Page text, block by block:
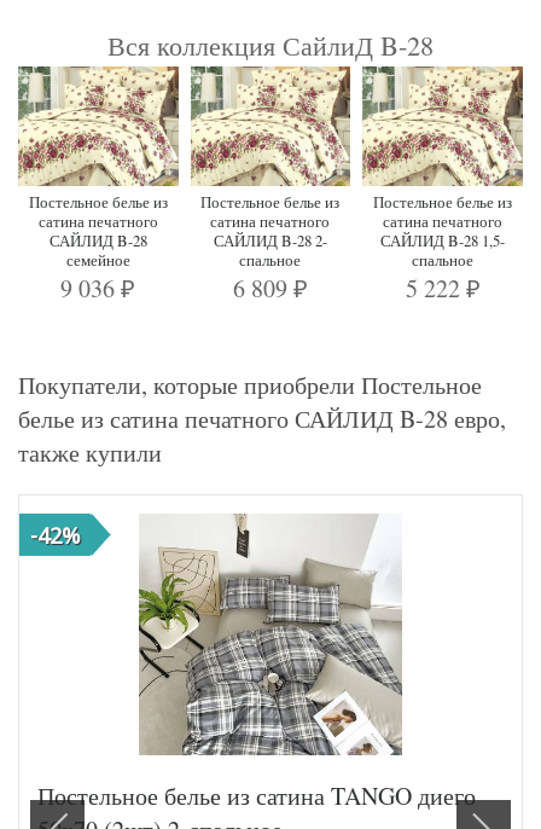
Вся коллекция СайлиД B-28
Постельное белье из
сатина печатного
САЙЛИД B-28
семейное
9 036₽
Постельное белье из
сатина печатного
САЙЛИД B-28 2-
спальное
6 809 ₽
Постельное белье из
сатина печатного
САЙЛИД B-28 1,5-
спальное
5 222 ₽
Покупатели, которые приобрели Постельное
белье из сатина печатного САЙЛИД B-28 евро,
также купили
-42%
Постельное белье из сатина TANGO диего